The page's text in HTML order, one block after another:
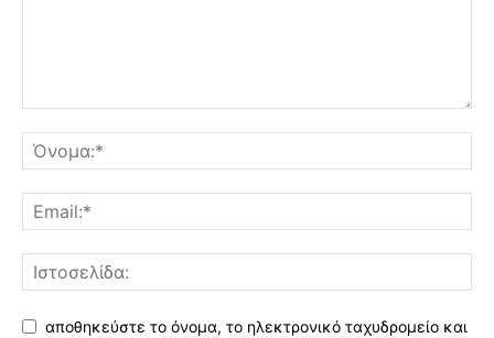
αποθηκεύστε το όνομα, το ηλεκτρονικό ταχυδρομείο και